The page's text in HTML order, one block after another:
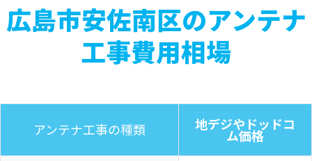
広島市安佐南区のアンテナ
工事費用相場
アンテナ工事の種類 地デジやドッドコ
ム価格